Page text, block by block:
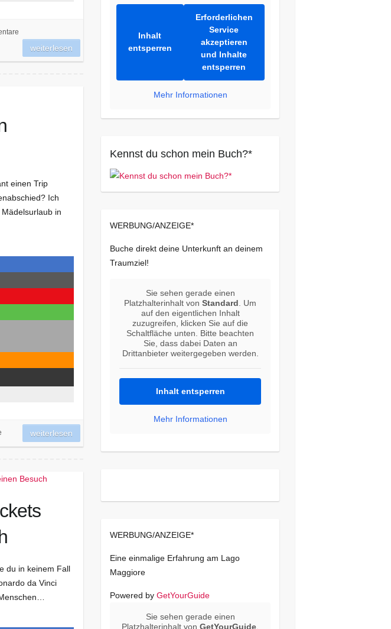
weiterlesen
einen Trip
Ich
in
weiterlesen
du in keinem Fall
da Vinci
Inhalt
entsperren
Erforderlichen
Service
akzeptieren
und Inhalte
entsperren
Mehr Informationen
Kennst du schon mein Buch?*
WERBUNG/ANZEIGE*
Buche direkt deine Unterkunft an deinem
Traumziel!
Sie sehen gerade einen
Platzhalterinhalt vonStandard . Um
auf den eigentlichen Inhalt
zuzugreifen, klicken Sie auf die
Schaltfläche unten. Bitte beachten
Sie, dass dabei Daten an
Drittanbieter weitergegeben werden.
Inhalt entsperren
Mehr Informationen
WERBUNG/ANZEIGE*
Eine einmalige Erfahrung am Lago
Maggiore
Powered by GetYourGuide
Sie sehen gerade einen
Platzhalterinhalt vonGetYourGuide